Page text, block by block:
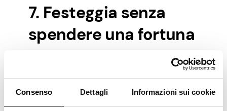
Consenso Dettagli Informazioni sui cookie
7. Festeggia senza
spendere una fortuna
Rimanere in uno stato d’animo di festa a
104 ° F non è impossibile! C’è un concerto,
un’opera teatrale o altri eventi estivi